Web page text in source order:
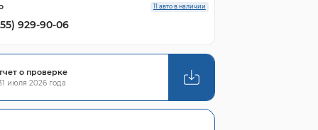
11 авто в наличии
929-90-06
о проверке
июля 2026 года